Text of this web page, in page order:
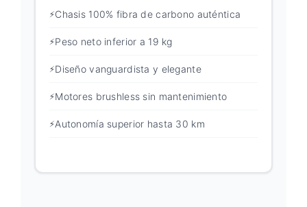
Chasis 100% fibra de carbono auténtica
Peso neto inferior a 19 kg
Diseño vanguardista y elegante
Motores brushless sin mantenimiento
Autonomía superior hasta 30 km